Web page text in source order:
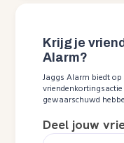
Krijg je
Alarm?
Jaggs Alarm biedt
gewaarschuwd
Deel jouw